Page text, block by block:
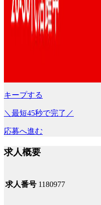
キープする
＼最短45秒で完了／
応募へ進む
求人概要
求人番号 1180977